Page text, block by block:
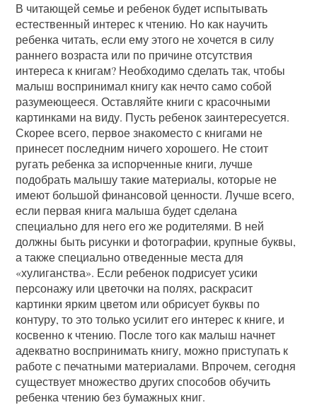
В читающей семье и ребенок будет испытывать
естественный интерес к чтению. Но как научить
ребенка читать, если ему этого не хочется в силу
раннего возраста или по причине отсутствия
интереса к книгам? Необходимо сделать так, чтобы
малыш воспринимал книгу как нечто само собой
разумеющееся. Оставляйте книги с красочными
картинками на виду. Пусть ребенок заинтересуется.
Скорее всего, первое знакоместо с книгами не
принесет последним ничего хорошего. Не стоит
ругать ребенка за испорченные книги, лучше
подобрать малышу такие материалы, которые не
имеют большой финансовой ценности. Лучше всего,
если первая книга малыша будет сделана
специально для него его же родителями. В ней
должны быть рисунки и фотографии, крупные буквы,
а также специально отведенные места для
«хулиганства». Если ребенок подрисует усики
персонажу или цветочки на полях, раскрасит
картинки ярким цветом или обрисует буквы по
контуру, то это только усилит его интерес к книге, и
косвенно к чтению. После того как малыш начнет
адекватно воспринимать книгу, можно приступать к
работе с печатными материалами. Впрочем, сегодня
существует множество других способов обучить
ребенка чтению без бумажных книг.